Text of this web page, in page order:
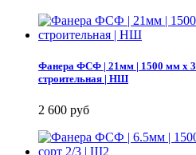
Фанера ФСФ | 21мм | 1500 мм х
строительная | НШ
2 600 руб